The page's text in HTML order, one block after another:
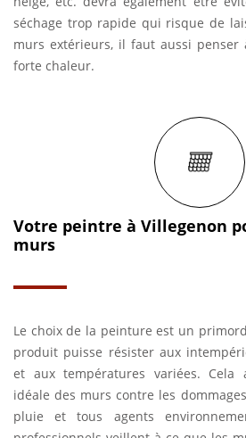
séchage trop rapide qui risque de
murs extérieurs, il faut aussi penser
forte chaleur.
Votre peintre à Villegenon
murs
Le choix de la peinture est un
produit puisse résister aux
et aux températures variées. Cela
idéale des murs contre les
pluie et tous agents